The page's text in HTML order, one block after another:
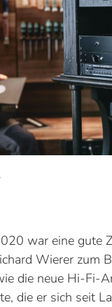
war eine gute
Wierer zum
die neue Hi-Fi-
die er sich seit